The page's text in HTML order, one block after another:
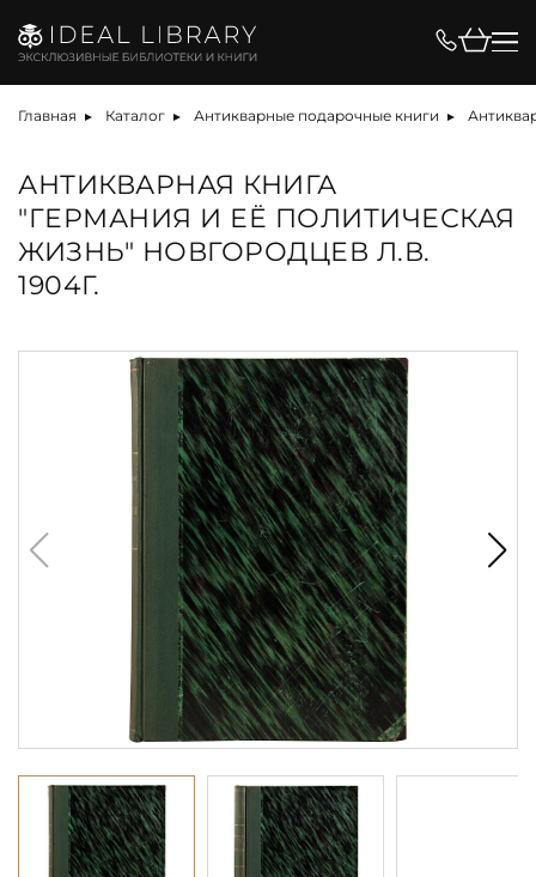
Главная Каталог Антикварные подарочные книги
АНТИКВАРНАЯ КНИГА
"ГЕРМАНИЯ И ЕЁ ПОЛИТИЧЕСКАЯ
ЖИЗНЬ" НОВГОРОДЦЕВ Л.В.
1904Г.